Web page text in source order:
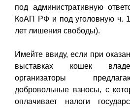
под административную
КоАП РФ и под уголовную ч.
лет лишения свободы).
Имейте ввиду, если при
выставках кошек
организаторы
добровольные взносы, с
оплачивает налоги